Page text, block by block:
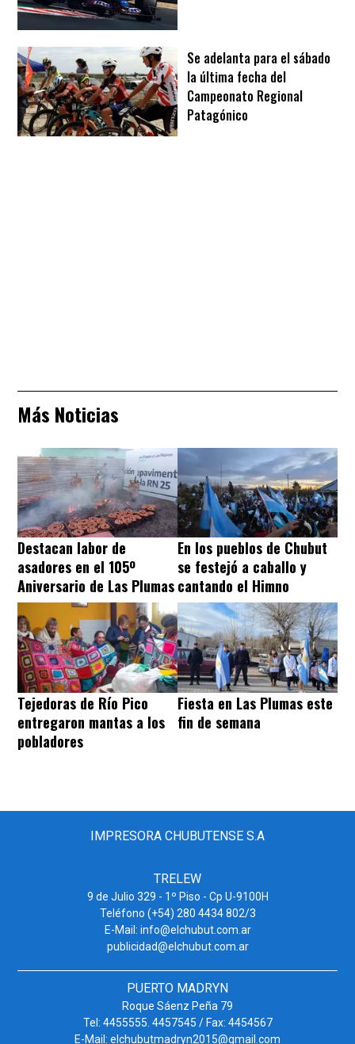
Se adelanta para el sábado
la última fecha del
Campeonato Regional
Patagónico
Más Noticias
Destacan labor de
asadores en el 105º
Aniversario de Las Plumas
En los pueblos de Chubut
se festejó a caballo y
cantando el Himno
Tejedoras de Río Pico
entregaron mantas a los
pobladores
Fiesta en Las Plumas este
fin de semana
IMPRESORA CHUBUTENSE S.A
TRELEW
9 de Julio 329 - 1º Piso - Cp U-9100H
Teléfono (+54) 280 4434 802/3
E-Mail: info@elchubut.com.ar
publicidad@elchubut.com.ar
PUERTO MADRYN
Roque Sáenz Peña 79
Tel: 4455555. 4457545 / Fax: 4454567
E-Mail: elchubutmadryn2015@gmail.com